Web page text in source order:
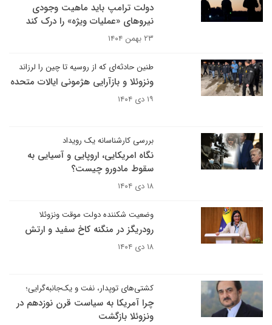
دولت ترامپ باید ماهیت وجودی
نیروهای «عملیات ویژه» را درک کند
۲۳ بهمن ۱۴۰۴
طنین حادثه‌ای که از روسیه تا چین را لرزاند
ونزوئلا و بازآرایی هژمونی ایالات متحده
۱۹ دی ۱۴۰۴
بررسی کارشناسانه یک رویداد
نگاه امریکایی، اروپایی و آسیایی به
سقوط مادورو چیست؟
۱۸ دی ۱۴۰۴
وضعیت شکننده دولت موقت ونزوئلا
رودریگز در منگنه کاخ سفید و ارتش
۱۸ دی ۱۴۰۴
کشتی‌های توپدار، نفت و یک‌جانبه‌گرایی؛
چرا آمریکا به سیاست قرن نوزدهم در
ونزوئلا بازگشت